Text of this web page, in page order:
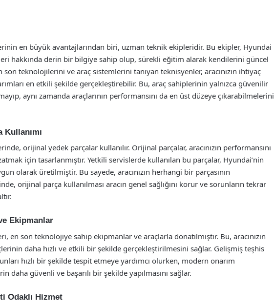
en büyük avantajlarından biri, uzman teknik ekipleridir. Bu ekipler, Hyundai
hakkında derin bir bilgiye sahip olup, sürekli eğitim alarak kendilerini güncel
son teknolojilerini ve araç sistemlerini tanıyan teknisyenler, aracınızın ihtiyaç
en etkili şekilde gerçekleştirebilir. Bu, araç sahiplerinin yalnızca güvenilir
aynı zamanda araçlarının performansını da en üst düzeye çıkarabilmelerini
orijinal yedek parçalar kullanılır. Orijinal parçalar, aracınızın performansını
için tasarlanmıştır. Yetkili servislerde kullanılan bu parçalar, Hyundai’nin
olarak üretilmiştir. Bu sayede, aracınızın herhangi bir parçasının
orijinal parça kullanılması aracın genel sağlığını korur ve sorunların tekrar
Ekipmanlar
en son teknolojiye sahip ekipmanlar ve araçlarla donatılmıştır. Bu, aracınızın
daha hızlı ve etkili bir şekilde gerçekleştirilmesini sağlar. Gelişmiş teşhis
hızlı bir şekilde tespit etmeye yardımcı olurken, modern onarım
daha güvenli ve başarılı bir şekilde yapılmasını sağlar.
Odaklı Hizmet